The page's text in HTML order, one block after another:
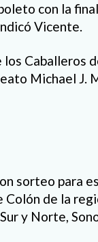
con la
Vicente.
Caballeros
Michael J.
sorteo para
Colón de la
y Norte,